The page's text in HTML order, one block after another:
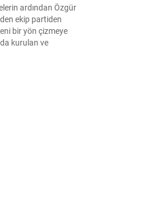
ardından Özgür
ekip partiden
bir yön çizmeye
kurulan ve